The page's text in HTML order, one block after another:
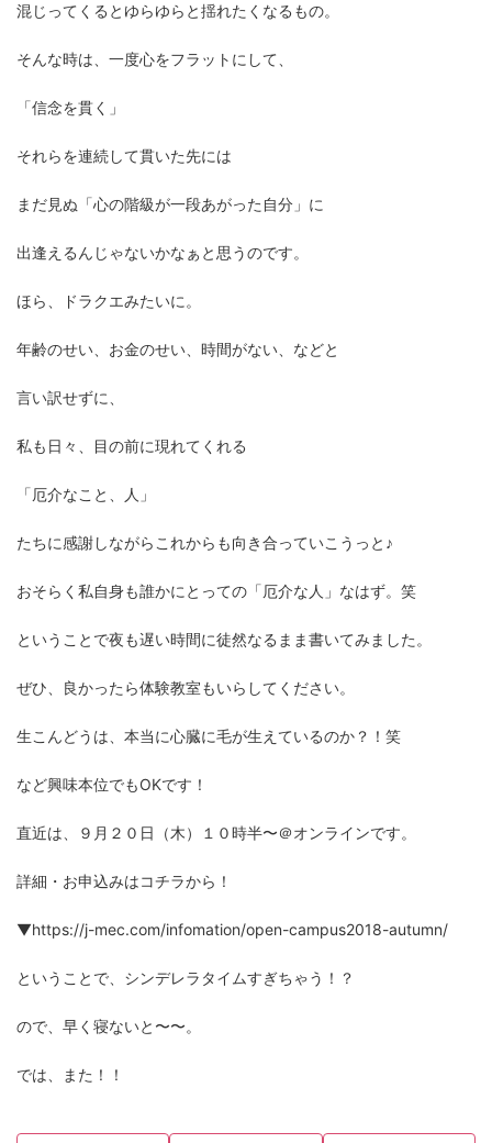
混じってくるとゆらゆらと揺れたくなるもの。
そんな時は、一度心をフラットにして、
「信念を貫く」
それらを連続して貫いた先には
まだ見ぬ「心の階級が一段あがった自分」に
出逢えるんじゃないかなぁと思うのです。
ほら、ドラクエみたいに。
年齢のせい、お金のせい、時間がない、などと
言い訳せずに、
私も日々、目の前に現れてくれる
「厄介なこと、人」
たちに感謝しながらこれからも向き合っていこうっと♪
おそらく私自身も誰かにとっての「厄介な人」なはず。笑
ということで夜も遅い時間に徒然なるまま書いてみました。
ぜひ、良かったら体験教室もいらしてください。
生こんどうは、本当に心臓に毛が生えているのか？！笑
など興味本位でもOKです！
直近は、９月２０日（木）１０時半〜＠オンラインです。
詳細・お申込みはコチラから！
▼https://j-mec.com/infomation/open-campus2018-autumn/
ということで、シンデレラタイムすぎちゃう！？
ので、早く寝ないと〜〜。
では、また！！